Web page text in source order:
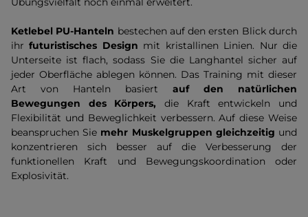
Ketlebel PU-Hanteln bestechen auf den ersten Blick durch
ihr futuristisches Design mit kristallinen Linien. Nur die
Unterseite ist flach, sodass Sie die Langhantel sicher auf
jeder Oberfläche ablegen können. Das Training mit dieser
Art von Hanteln basiert auf den natürlichen
Bewegungen des Körpers, die Kraft entwickeln und
Flexibilität und Beweglichkeit verbessern. Auf diese Weise
beanspruchen Sie mehr Muskelgruppen gleichzeitig und
konzentrieren sich besser auf die Verbesserung der
funktionellen Kraft und Bewegungskoordination oder
Explosivität.